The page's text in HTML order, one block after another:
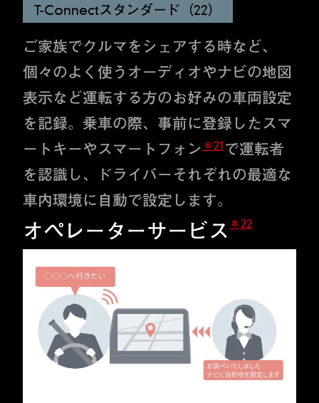
T-Connectスタンダード（22）
ご家族でクルマをシェアする時など、
個々のよく使うオーディオやナビの地図
表示など運転する方のお好みの車両設定
を記録。乗車の際、事前に登録したスマ
ートキーやスマートフォン ＊21 で運転者
を認識し、ドライバーそれぞれの最適な
車内環境に自動で設定します。
オペレーターサービス ＊22